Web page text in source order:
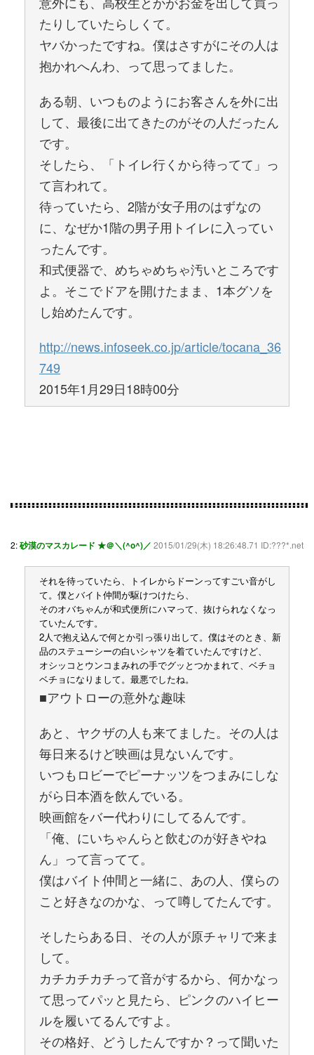
たりしていたらしくて。
ヤバかったですね。僕はさすがにその人は
抱かれへんわ、って思ってました。
ある朝、いつものようにお客さんを外に出
して、最後に出てきたのがその人だったん
です。
そしたら、「トイレ行くから待ってて」っ
て言われて。
待っていたら、2階が女子用のはずなの
に、なぜか1階の男子用トイレに入ってい
ったんです。
和式便器で、めちゃめちゃ汚いところです
よ。そこでドアを開けたまま、1本グソを
し始めたんです。
http://news.infoseek.co.jp/article/tocana_36
749
2015年1月29日18時00分
2:砂漠のマスカレード ★＠＼(^o^)／ 2015/01/29(木) 18:26:48.71 ID:???*.net
それを待っていたら、トイレからドーンってすごい音がし
て。僕とバイト仲間が駆けつけたら、
そのオバちゃんが和式便所にハマって、抜けられなくなっ
ていたんです。
2人で抱え込んで何とか引っ張り出して。僕はそのとき、新
品のステューシーの白いシャツを着ていたんですけど、
オシッコとウンコまみれの手でグッとつかまれて、ベチョ
ベチョになりまして。最悪でしたね。
■アウトローの意外な趣味
あと、ヤクザの人も来てました。その人は
毎日来るけど映画は見ないんです。
いつもロビーでピーナッツをつまみにしな
がら日本酒を飲んでいる。
映画館をバー代わりにしてるんです。
「俺、にいちゃんらと飲むのが好きやね
ん」って言ってて。
僕はバイト仲間と一緒に、あの人、僕らの
こと好きなのかな、って噂してたんです。
そしたらある日、その人が原チャリで来ま
して。
カチカチカチって音がするから、何かなっ
て思ってパッと見たら、ピンクのハイヒー
ルを履いてるんですよ。
その格好、どうしたんですか？って聞いた